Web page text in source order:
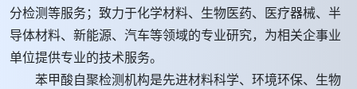
分检测等服务；致力于化学材料、生物医药、医疗器械、半
导体材料、新能源、汽车等领域的专业研究，为相关企事业
单位提供专业的技术服务。
苯甲酸自聚检测机构是先进材料科学、环境环保、生物